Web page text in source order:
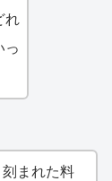
れ
っ
まれた料